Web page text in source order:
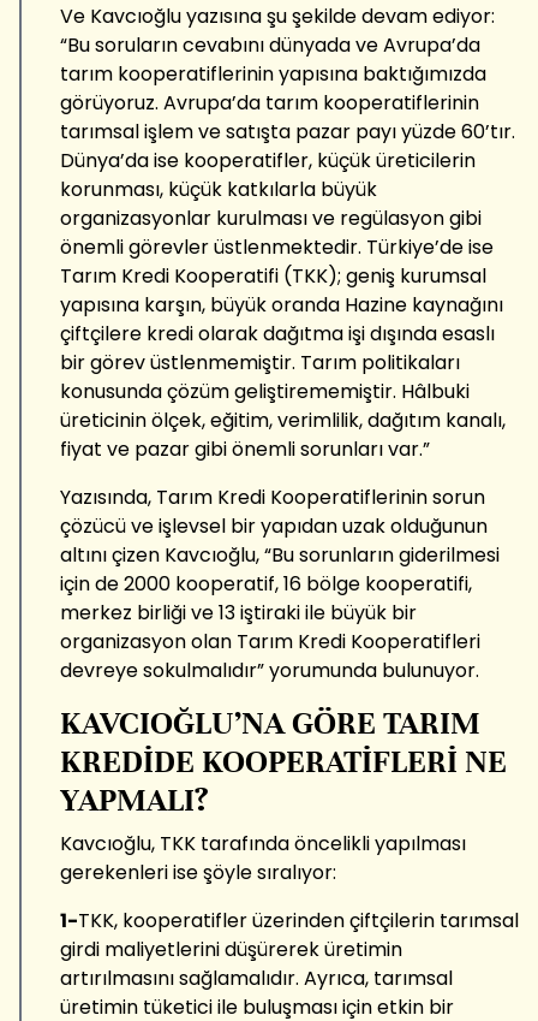
Ve Kavcıoğlu yazısına şu şekilde devam ediyor:
“Bu soruların cevabını dünyada ve Avrupa’da
tarım kooperatiflerinin yapısına baktığımızda
görüyoruz. Avrupa’da tarım kooperatiflerinin
tarımsal işlem ve satışta pazar payı yüzde 60’tır.
Dünya’da ise kooperatifler, küçük üreticilerin
korunması, küçük katkılarla büyük
organizasyonlar kurulması ve regülasyon gibi
önemli görevler üstlenmektedir. Türkiye’de ise
Tarım Kredi Kooperatifi (TKK); geniş kurumsal
yapısına karşın, büyük oranda Hazine kaynağını
çiftçilere kredi olarak dağıtma işi dışında esaslı
bir görev üstlenmemiştir. Tarım politikaları
konusunda çözüm geliştirememiştir. Hâlbuki
üreticinin ölçek, eğitim, verimlilik, dağıtım kanalı,
fiyat ve pazar gibi önemli sorunları var.”
Yazısında, Tarım Kredi Kooperatiflerinin sorun
çözücü ve işlevsel bir yapıdan uzak olduğunun
altını çizen Kavcıoğlu, “Bu sorunların giderilmesi
için de 2000 kooperatif, 16 bölge kooperatifi,
merkez birliği ve 13 iştiraki ile büyük bir
organizasyon olan Tarım Kredi Kooperatifleri
devreye sokulmalıdır” yorumunda bulunuyor.
KAVCIOĞLU’NA GÖRE TARIM
KREDİDE KOOPERATİFLERİ NE
YAPMALI?
Kavcıoğlu, TKK tarafında öncelikli yapılması
gerekenleri ise şöyle sıralıyor:
1-TKK, kooperatifler üzerinden çiftçilerin tarımsal
girdi maliyetlerini düşürerek üretimin
artırılmasını sağlamalıdır. Ayrıca, tarımsal
üretimin tüketici ile buluşması için etkin bir